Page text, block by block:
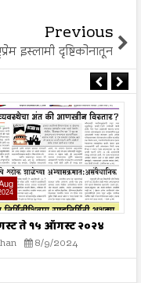
Previous
इस्लामी दृष्टिकोनातून
ते १५ ऑगस्ट २०२४
8/9/2024